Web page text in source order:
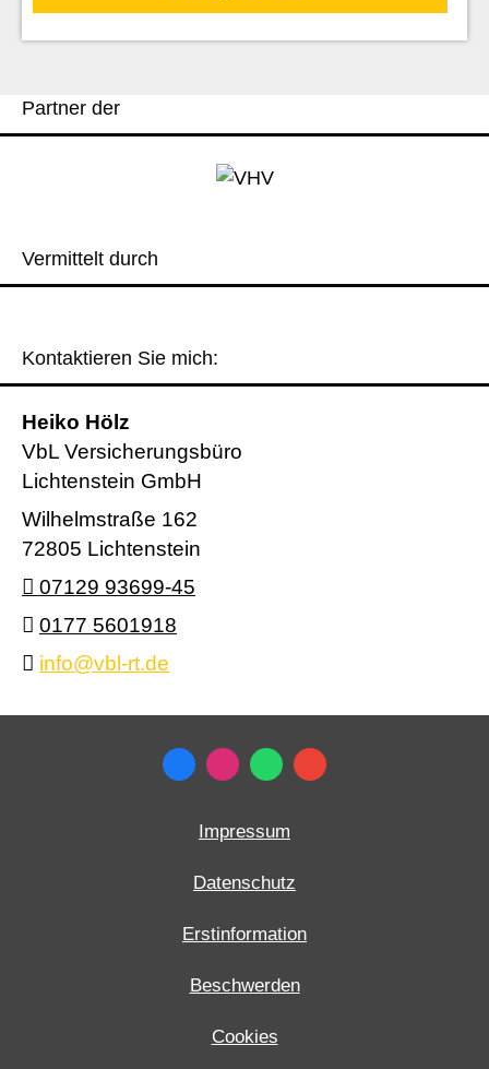
Partner der
Vermittelt durch
Kontaktieren Sie mich:
Heiko Hölz
VbL Versicherungsbüro
Lichtenstein GmbH
Wilhelmstraße 162
72805 Lichtenstein
07129 93699-45
0177 5601918
info@vbl-rt.de
Impressum
Datenschutz
Erstinformation
Beschwerden
Cookies